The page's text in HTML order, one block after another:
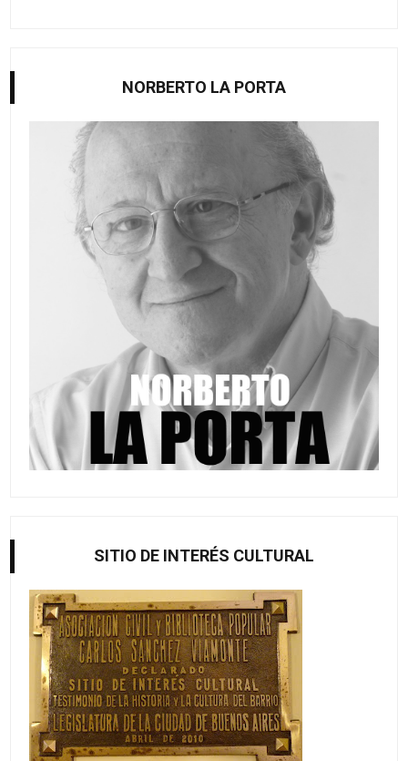
NORBERTO LA PORTA
SITIO DE INTERÉS CULTURAL